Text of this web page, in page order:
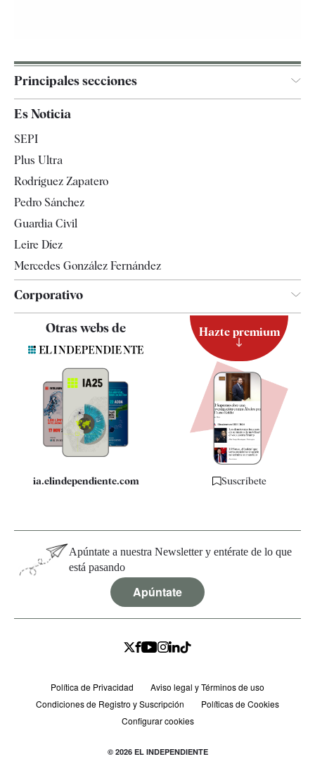
Principales secciones
Televisión
Es Noticia
SEPI
Plus Ultra
Rodríguez Zapatero
Pedro Sánchez
Guardia Civil
Leire Díez
Mercedes González Fernández
Corporativo
Quiénes somos
Especificaciones
Otras webs de
ia.elindependiente.com
Hazte premium
Suscríbete
Apúntate a nuestra Newsletter y entérate de lo que
está pasando
Apúntate
Política de Privacidad
Aviso legal y Términos de uso
Condiciones de Registro y Suscripción
Políticas de Cookies
Configurar cookies
© 2026 EL INDEPENDIENTE